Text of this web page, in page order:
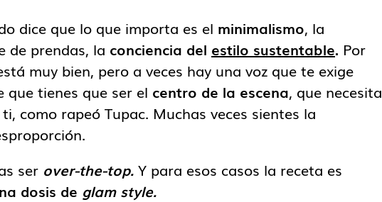
dice que lo que importa es el minimalismo, la
de prendas, la conciencia del estilo sustentable. Por
muy bien, pero a veces hay una voz que te exige
que tienes que ser el centro de la escena, que necesita
como rapeó Tupac. Muchas veces sientes la
ser over-the-top. Y para esos casos la receta es
dosis de glam style.